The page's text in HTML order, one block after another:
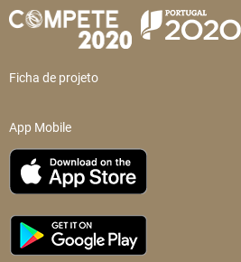
Ficha de projeto
App Mobile